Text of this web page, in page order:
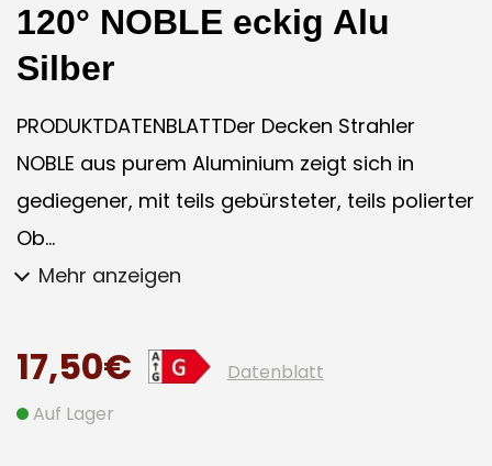
120° NOBLE eckig Alu
Silber
PRODUKTDATENBLATTDer Decken Strahler
NOBLE aus purem Aluminium zeigt sich in
gediegener, mit teils gebürsteter, teils polierter
Ob...
Mehr anzeigen
17,50€
Datenblatt
Auf Lager